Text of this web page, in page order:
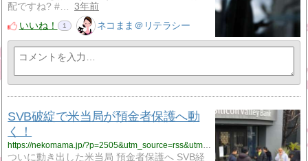
配ですね? #…
3年前
いいね！
1 ネコまま＠リテラシー
SVB破綻で米当局が預金者保護へ動
く！
https://nekomama.jp/?p=2505&utm_source=rss&utm_medium=rss&utm_campaign=svb%25e7%25a0%25b4%25e7%25b6%25bb%25e3%2581%25a7%25e7%25b1%25b3%25e5%25bd%2593%25e5%25b1%2580%25e3%2581%258c%25e9%25a0%2590%25e9%2587%2591%25e8%2580%2585%25e4%25bf%259d%25e8%25ad%25b7%25e3%2581%25b8%25e5%258b%2595%25e3%2581%258f%25ef%25bc%2581
ついに動き出した米当局 預金者保護へ SVB経